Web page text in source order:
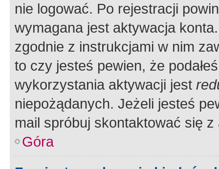
nie logować. Po rejestracji
wymagana jest aktywacja
zgodnie z instrukcjami w nim
to czy jesteś pewien, że
wykorzystania aktywacji jest
niepożądanych. Jeżeli jesteś
mail spróbuj skontaktować się
Góra